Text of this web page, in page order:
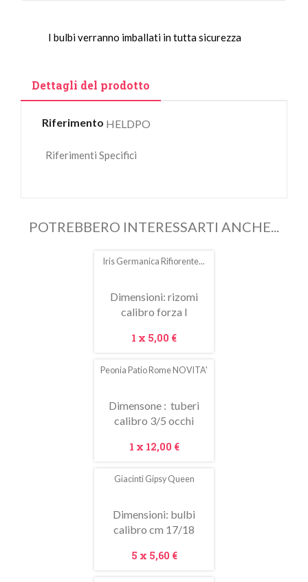
I bulbi verranno imballati in tutta sicurezza
Dettagli del prodotto
Riferimento HELDPO
Riferimenti Specifici
POTREBBERO INTERESSARTI ANCHE...
Iris Germanica Rifiorente...
Dimensioni: rizomi
calibro forza I
Prezzo
1 x 5,00 €
Peonia Patio Rome NOVITA'
Dimensone : tuberi
calibro 3/5 occhi
Prezzo
1 x 12,00 €
Giacinti Gipsy Queen
Dimensioni: bulbi
calibro cm 17/18
Prezzo
5 x 5,60 €